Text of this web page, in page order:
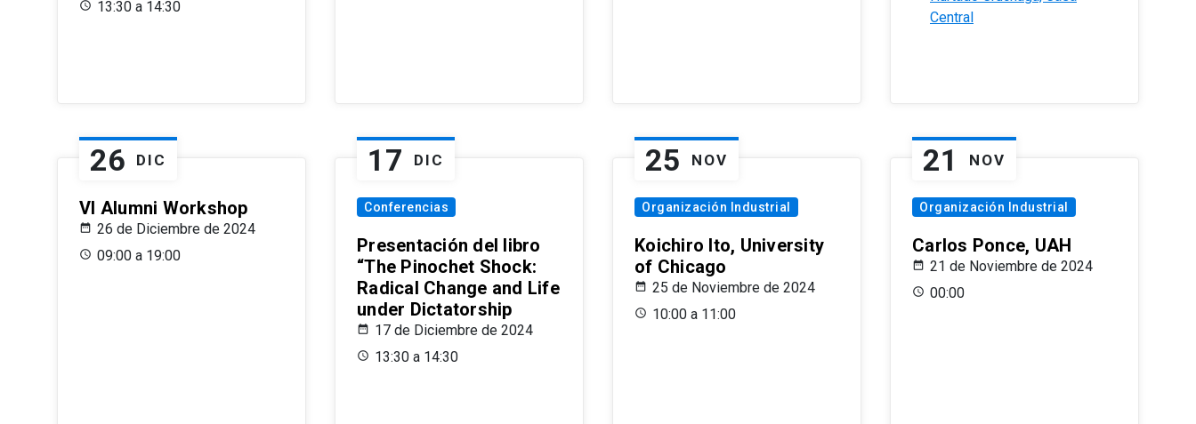
13:30 a 14:30
Central
26 DIC
VI Alumni Workshop
26 de Diciembre de 2024
09:00 a 19:00
17 DIC
Conferencias
Presentación del libro
“The Pinochet Shock:
Radical Change and Life
under Dictatorship
17 de Diciembre de 2024
13:30 a 14:30
25 NOV
Organización Industrial
Koichiro Ito, University
of Chicago
25 de Noviembre de 2024
10:00 a 11:00
21 NOV
Organización Industrial
Carlos Ponce, UAH
21 de Noviembre de 2024
00:00